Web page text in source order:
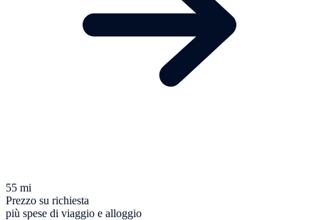
55 mi
Prezzo su richiesta
più spese di viaggio e alloggio